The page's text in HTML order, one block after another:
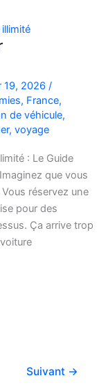
19, 2026 /
, France,
de véhicule,
, voyage
: Le Guide
que vous
réservez une
pour des
Ça arrive trop
Suivant →